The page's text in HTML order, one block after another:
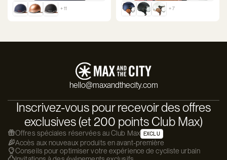
+ 11 + 7
hello@maxandthecity.com
Inscrivez-vous pour recevoir des offres
exclusives (et 200 points Club Max)
Offres spéciales réservées au Club Max EXCLU
Accès aux nouveaux produits en avant-première
Conseils pour optimiser votre expérience de cycliste urbain